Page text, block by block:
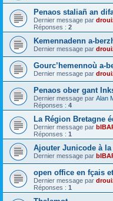
Penaos staliañ an
Dernier message par
Réponses : 2
Kemennadenn a-
Dernier message par
Gourc’hemennoù a-
Dernier message par
Penaos ober gant
Dernier message par Alan
Réponses : 4
La Région Bretagne
Dernier message par
Réponses : 1
Ajouter Junicode à
Dernier message par
open office en fçais
Dernier message par
Réponses : 1